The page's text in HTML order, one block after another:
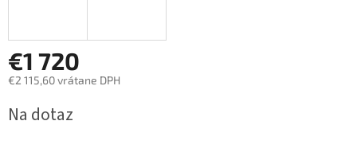
€1 720
€2 115,60 vrátane DPH
cena:
Na dotaz